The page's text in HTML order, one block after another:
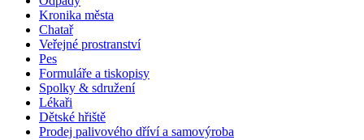
Kronika města
Chatař
Veřejné prostranství
Pes
Formuláře a tiskopisy
Spolky & sdružení
Lékaři
Dětské hřiště
Prodej palivového dříví a samovýroba